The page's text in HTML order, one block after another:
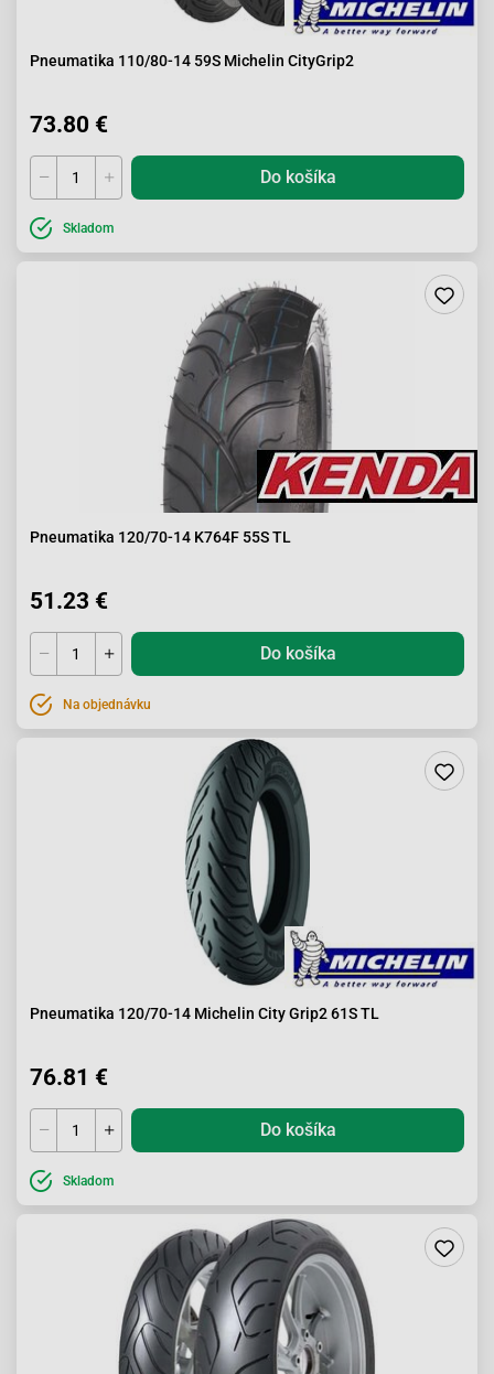
Pneumatika 110/80-14 59S Michelin CityGrip2
73.80 €
Do košíka
Skladom
Pneumatika 120/70-14 K764F 55S TL
51.23 €
Do košíka
Na objednávku
Pneumatika 120/70-14 Michelin City Grip2 61S TL
76.81 €
Do košíka
Skladom